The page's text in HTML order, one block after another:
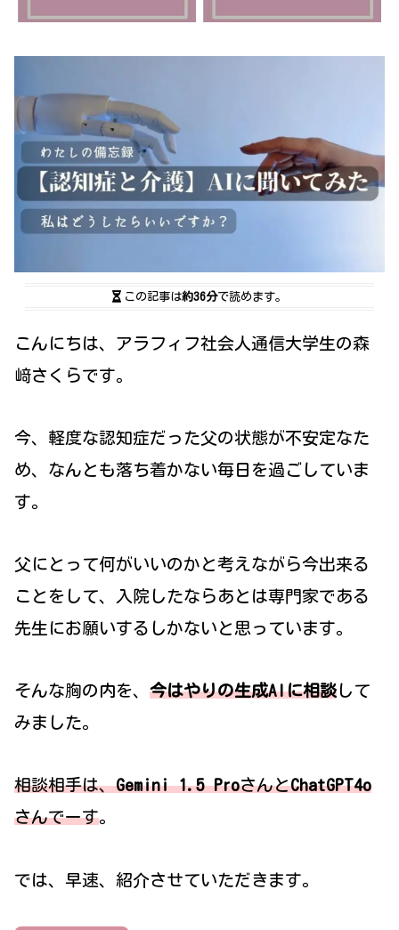
この記事は約36分で読めます。
こんにちは、アラフィフ社会人通信大学生の森
﨑さくらです。
今、軽度な認知症だった父の状態が不安定なた
め、なんとも落ち着かない毎日を過ごしていま
す。
父にとって何がいいのかと考えながら今出来る
ことをして、入院したならあとは専門家である
先生にお願いするしかないと思っています。
そんな胸の内を、 今はやりの生成AIに相談 して
みました。
相談相手は、Gemini 1.5 ProさんとChatGPT4o
さんでーす。
では、早速、紹介させていただきます。